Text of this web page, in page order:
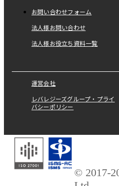
お問い合わせフォーム
法人様お問い合わせ
法人様お役立ち資料一覧
運営会社
レバレジーズグループ・プライ
バシーポリシー
© 2017-